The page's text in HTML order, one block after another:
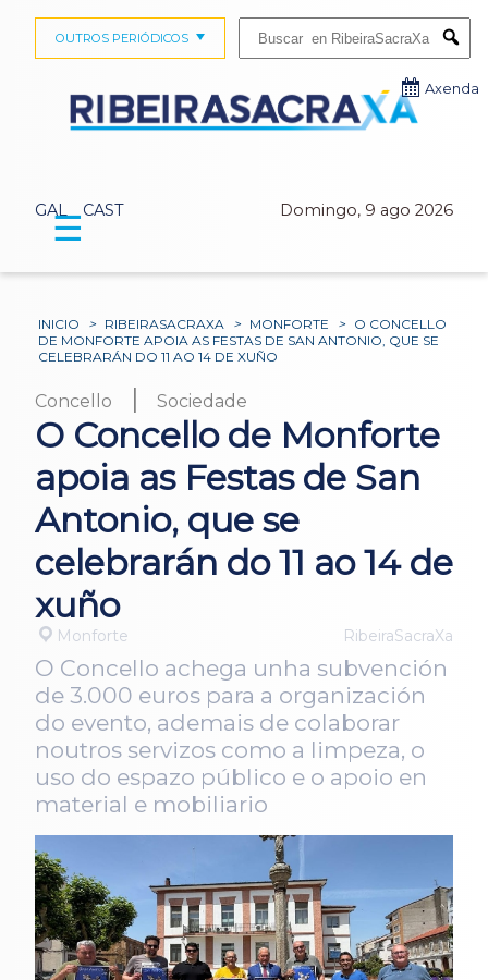
GAL CAST Domingo, 9 ago 2026
OUTROS PERIÓDICOS
Axenda
☰
INICIO > RIBEIRASACRAXA > MONFORTE > O CONCELLO
DE MONFORTE APOIA AS FESTAS DE SAN ANTONIO, QUE SE
CELEBRARÁN DO 11 AO 14 DE XUÑO
Concello | Sociedade
O Concello de Monforte
apoia as Festas de San
Antonio, que se
celebrarán do 11 ao 14 de
xuño
Monforte RibeiraSacraXa
O Concello achega unha subvención
de 3.000 euros para a organización
do evento, ademais de colaborar
noutros servizos como a limpeza, o
uso do espazo público e o apoio en
material e mobiliario